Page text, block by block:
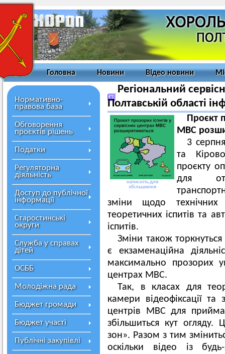
Головна Новини Відео новини
Нормативно-
правова база
Обговорення
проєктів рішень
Податки
Регуляторна
діяльність
Доступ до публічної
інформації
Старостинські
округи
Служба у справах
дітей
ОСББ
Молодіжна рада
Бюджет громади
Бюджет участі
Публічні закупівлі
Регіональний
Полтавській області
натисніть для
збільшення
Проєкт
МВС
3
та
проєкту
для
зміни щодо
теоретичних іспитів та
іспитів.
Зміни також
є екзаменаційна
максимально прозорих
центрах МВС.
Так, в класах для
камери відеофіксації та
центрів МВС для
збільшиться кут огляду.
зон». Разом з тим
оскільки відео із